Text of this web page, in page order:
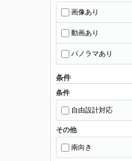
画像あり
動画あり
パノラマあり
条件
条件
自由設計対応
その他
南向き